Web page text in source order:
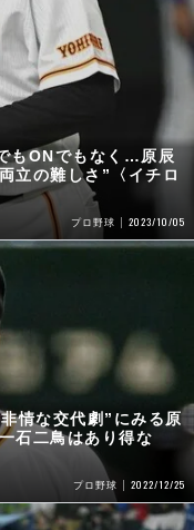
もONでもなく…原辰
立の難しさ”〈イチロ
プロ野球 2023/10/05
情な交代劇”にみる原
石二鳥はあり得な
プロ野球 2022/12/25